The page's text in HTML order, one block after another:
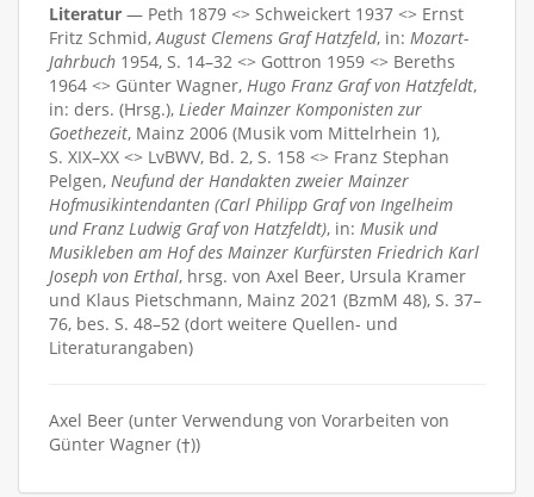
Literatur — Peth 1879 <> Schweickert 1937 <> Ernst
Fritz Schmid, August Clemens Graf Hatzfeld, in: Mozart-
Jahrbuch 1954, S. 14–32 <> Gottron 1959 <> Bereths
1964 <> Günter Wagner, Hugo Franz Graf von Hatzfeldt,
in: ders. (Hrsg.), Lieder Mainzer Komponisten zur
Goethezeit, Mainz 2006 (Musik vom Mittelrhein 1),
S. XIX–XX <> LvBWV, Bd. 2, S. 158 <> Franz Stephan
Pelgen, Neufund der Handakten zweier Mainzer
Hofmusikintendanten (Carl Philipp Graf von Ingelheim
und Franz Ludwig Graf von Hatzfeldt), in: Musik und
Musikleben am Hof des Mainzer Kurfürsten Friedrich Karl
Joseph von Erthal, hrsg. von Axel Beer, Ursula Kramer
und Klaus Pietschmann, Mainz 2021 (BzmM 48), S. 37–
76, bes. S. 48–52 (dort weitere Quellen- und
Literaturangaben)
Axel Beer (unter Verwendung von Vorarbeiten von
Günter Wagner (†))